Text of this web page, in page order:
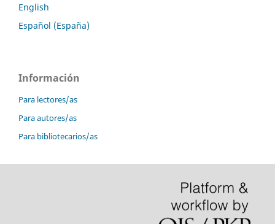
English
Español (España)
Información
Para lectores/as
Para autores/as
Para bibliotecarios/as